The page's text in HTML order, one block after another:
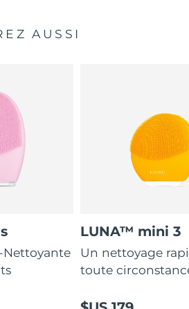
AUSSI
Nettoyante
LUNA™ mini 3
Un nettoyage
toute